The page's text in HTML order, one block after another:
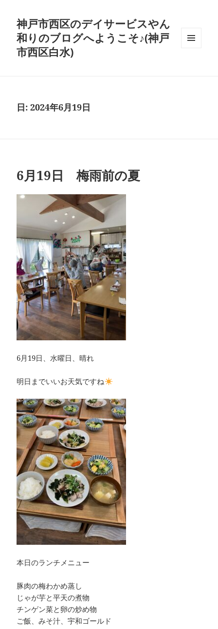
神戸市西区のデイサービスやん
和りのブログへようこそ♪(神戸
市西区白水)
日:2024年6月19日
6月19日 梅雨前の夏
6月19日、水曜日、晴れ
明日までいいお天気ですね
本日のランチメニュー
豚肉の梅わかめ蒸し
じゃが芋と平天の煮物
チンゲン菜と卵の炒め物
ご飯、みそ汁、宇和ゴールド